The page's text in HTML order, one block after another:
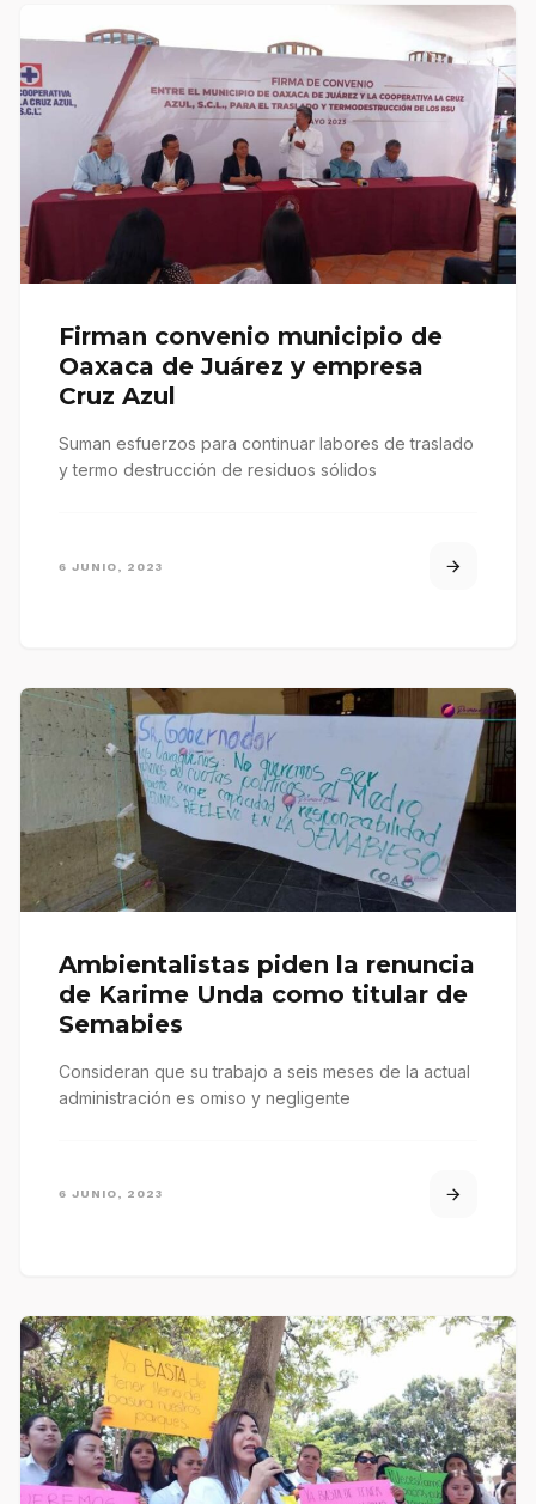
Firman convenio municipio de
Oaxaca de Juárez y empresa
Cruz Azul
Suman esfuerzos para continuar labores de traslado
y termo destrucción de residuos sólidos
6 JUNIO, 2023
Ambientalistas piden la renuncia
de Karime Unda como titular de
Semabies
Consideran que su trabajo a seis meses de la actual
administración es omiso y negligente
6 JUNIO, 2023